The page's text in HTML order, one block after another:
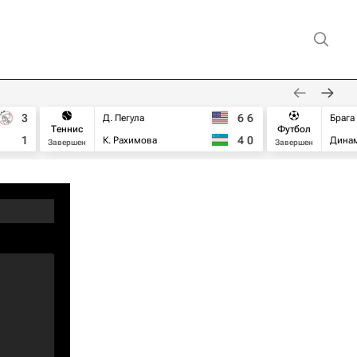
3
1
Теннис
Завершен
Д. Пегула
К. Рахимова
6 6
4 0
Футбол
Завершен
Брага